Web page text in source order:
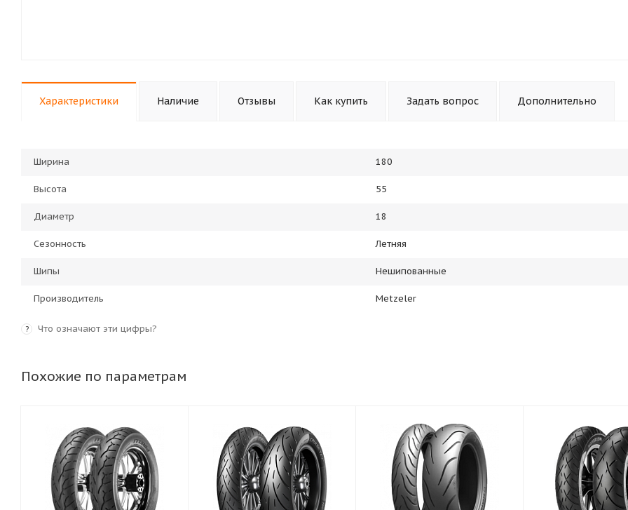
Характеристики Наличие Отзывы Как купить Задать вопрос Дополнительно
Ширина 180
Высота 55
Диаметр 18
Сезонность Летняя
Шипы Нешипованные
Производитель Metzeler
? Что означают эти цифры?
Похожие по параметрам